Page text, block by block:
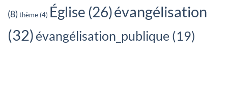
(8) thème (4) Église (26)évangélisation
(32) évangélisation_publique (19)